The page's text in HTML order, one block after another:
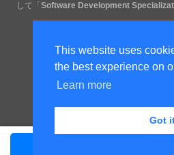
This website uses
the best experience on
Learn more
Got
して「 Software Development